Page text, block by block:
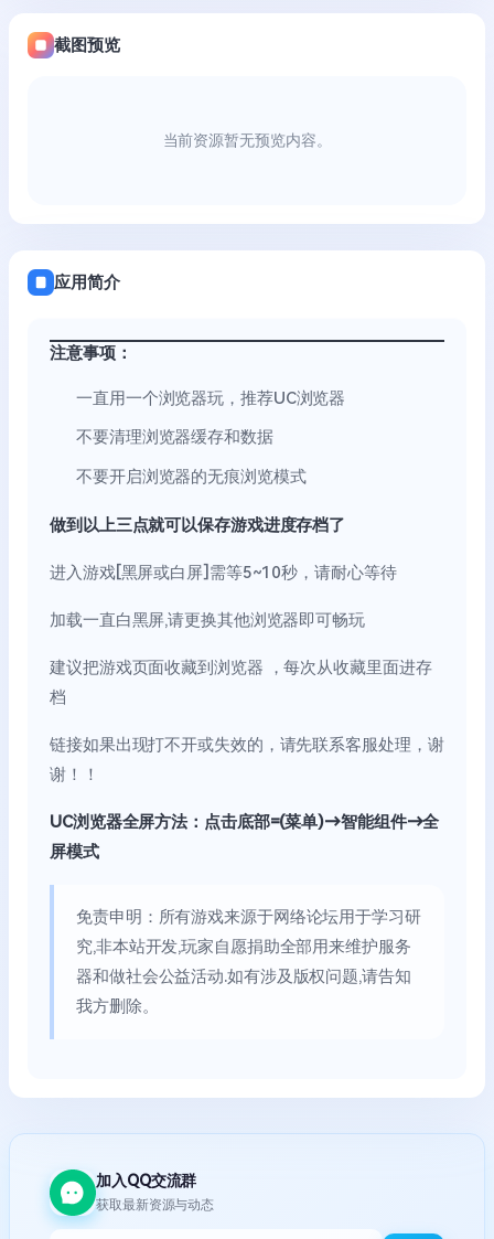
截图预览
当前资源暂无预览内容。
应用简介
注意事项：
一直用一个浏览器玩，推荐UC浏览器
不要清理浏览器缓存和数据
不要开启浏览器的无痕浏览模式
做到以上三点就可以保存游戏进度存档了
进入游戏[黑屏或白屏]需等5~10秒，请耐心等待
加载一直白黑屏,请更换其他浏览器即可畅玩
建议把游戏页面收藏到浏览器 ，每次从收藏里面进存
档
链接如果出现打不开或失效的，请先联系客服处理，谢
谢！！
UC浏览器全屏方法：点击底部=(菜单)→智能组件→全
屏模式
免责申明：所有游戏来源于网络论坛用于学习研
究,非本站开发,玩家自愿捐助全部用来维护服务
器和做社会公益活动.如有涉及版权问题,请告知
我方删除。
加入QQ交流群
获取最新资源与动态